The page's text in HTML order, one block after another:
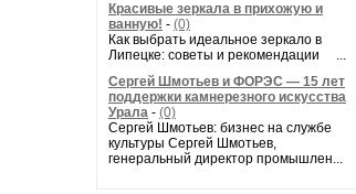
Красивые зеркала в прихожую и
ванную! - (0)
Как выбрать идеальное зеркало в
Липецке: советы и рекомендации ...
Сергей Шмотьев и ФОРЭС — 15 лет
поддержки камнерезного искусства
Урала - (0)
Сергей Шмотьев: бизнес на службе
культуры Сергей Шмотьев,
генеральный директор промышлен...